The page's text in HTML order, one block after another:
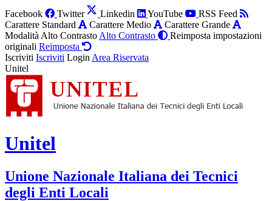
Facebook Twitter Linkedin YouTube
RSS Feed
Carattere Standard
Carattere Medio
Carattere Grande
Modalità Alto Contrasto Alto Contrasto
Reimposta impostazioni
originali Reimposta
Iscriviti Iscriviti Login Area Riservata
Unitel
Unitel
Unione Nazionale Italiana dei Tecnici
degli Enti Locali